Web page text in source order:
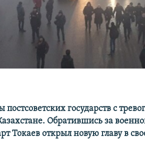
постсоветских государств с
Обратившись за
Токаев открыл новую главу в